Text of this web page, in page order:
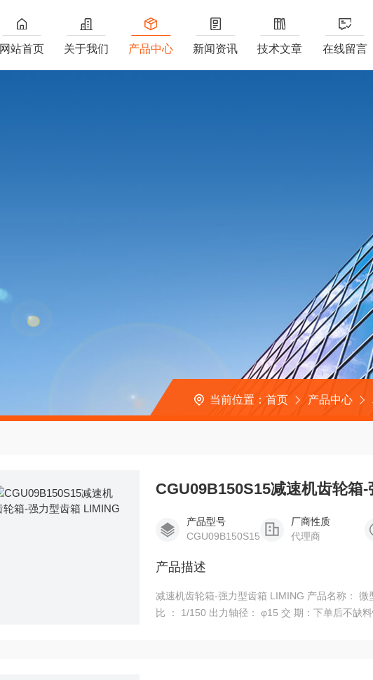
网站首页 关于我们 产品中心 新闻资讯 技术文章 在线留言
当前位置： 首页 产品中心
CGU09B150S15减速机齿轮箱
产品型号
CGU09B150S15
厂商性质
代理商
产品描述
减速机齿轮箱-强力型齿箱 LIMING 产品名称： 微型齿轮减速电机 型
比 ： 1/150 出力轴径： φ15